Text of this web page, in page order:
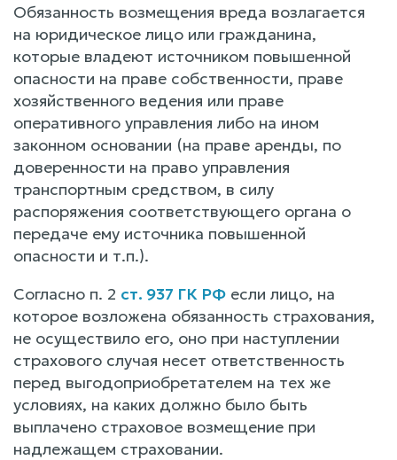
Обязанность возмещения вреда возлагается
на юридическое лицо или гражданина,
которые владеют источником повышенной
опасности на праве собственности, праве
хозяйственного ведения или праве
оперативного управления либо на ином
законном основании (на праве аренды, по
доверенности на право управления
транспортным средством, в силу
распоряжения соответствующего органа о
передаче ему источника повышенной
опасности и т.п.).
Согласно п. 2 ст. 937 ГК РФ если лицо, на
которое возложена обязанность страхования,
не осуществило его, оно при наступлении
страхового случая несет ответственность
перед выгодоприобретателем на тех же
условиях, на каких должно было быть
выплачено страховое возмещение при
надлежащем страховании.